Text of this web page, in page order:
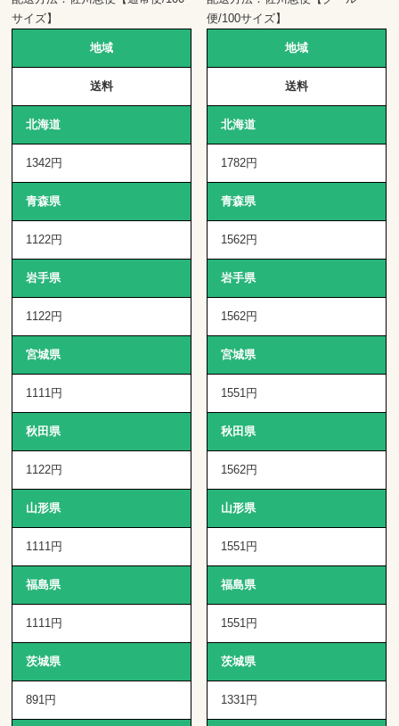
サイズ】
地域
送料
北海道
1342円
青森県
1122円
岩手県
1122円
宮城県
1111円
秋田県
1122円
山形県
1111円
福島県
1111円
茨城県
891円
便/100サイズ】
地域
送料
北海道
1782円
青森県
1562円
岩手県
1562円
宮城県
1551円
秋田県
1562円
山形県
1551円
福島県
1551円
茨城県
1331円